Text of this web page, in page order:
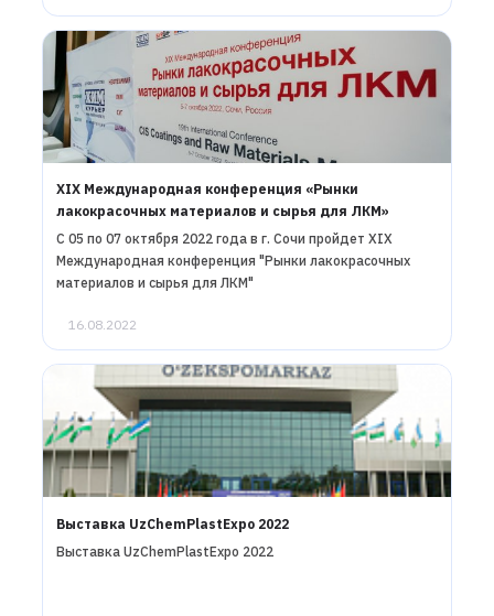
XIX Международная конференция «Рынки
лакокрасочных материалов и сырья для ЛКМ»
С 05 по 07 октября 2022 года в г. Сочи пройдет XIX
Международная конференция "Рынки лакокрасочных
материалов и сырья для ЛКМ"
16.08.2022
Выставка UzChemPlastExpo 2022
Выставка UzChemPlastExpo 2022